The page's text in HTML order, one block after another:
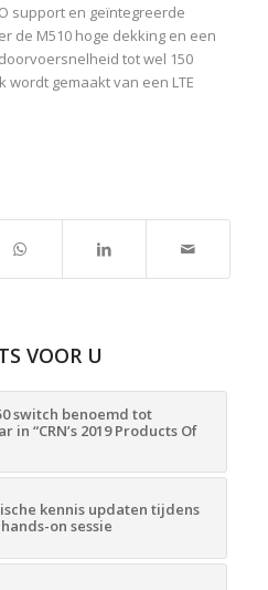
support en geïntegreerde
de M510 hoge dekking en een
tot wel 150
gemaakt van een LTE
VOOR U
switch benoemd tot
in “CRN’s 2019 Products Of
kennis updaten tijdens
on sessie